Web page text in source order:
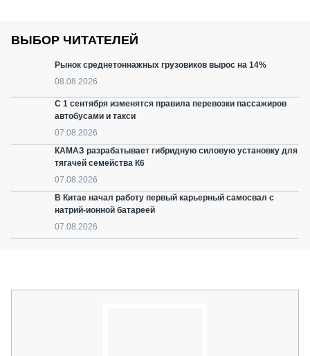
ВЫБОР ЧИТАТЕЛЕЙ
Рынок среднетоннажных грузовиков вырос на 14%
08.08.2026
С 1 сентября изменятся правила перевозки пассажиров
автобусами и такси
07.08.2026
КАМАЗ разрабатывает гибридную силовую установку для
тягачей семейства К6
07.08.2026
В Китае начал работу первый карьерный самосвал с
натрий-ионной батареей
07.08.2026